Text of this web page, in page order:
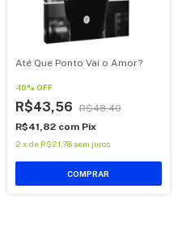
Até Que Ponto Vai o Amor?
-10% OFF
R$43,56
R$48,40
R$41,82 com Pix
2 x de R$21,78 sem juros
COMPRAR